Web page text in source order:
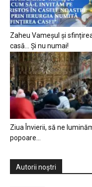
Zaheu Vameșul și
casă… Și nu numai!
Ziua Învierii, să ne
popoare…
Autorii noștri